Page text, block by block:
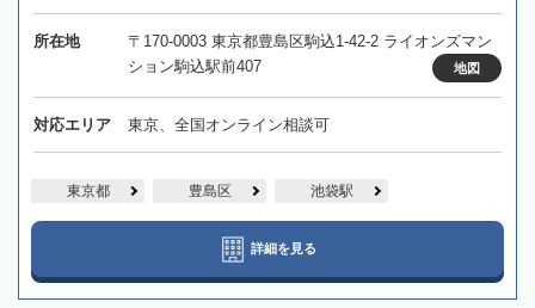
所在地
〒170-0003 東京都豊島区駒込1-42-2 ライオンズマン
ション駒込駅前407
地図
対応エリア 東京、全国オンライン相談可
東京都 豊島区 池袋駅
詳細を見る